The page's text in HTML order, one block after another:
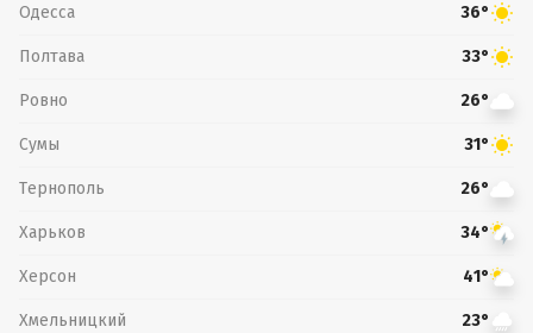
Одесса 36°
Полтава 33°
Ровно 26°
Сумы 31°
Тернополь 26°
Харьков 34°
Херсон 41°
Хмельницкий 23°